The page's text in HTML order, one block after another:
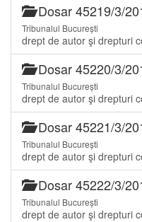
Dosar 45219/3/
Tribunalul București
drept de autor şi drepturi
Dosar 45220/3/
Tribunalul București
drept de autor şi drepturi
Dosar 45221/3/
Tribunalul București
drept de autor şi drepturi
Dosar 45222/3/
Tribunalul București
drept de autor şi drepturi